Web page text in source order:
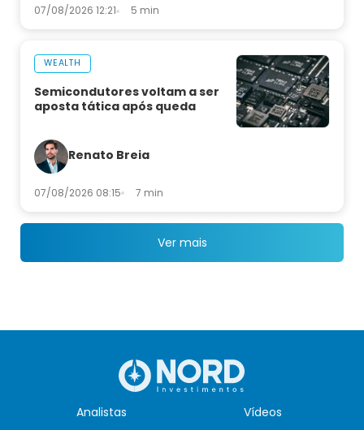
07/08/2026 12:21 5 min
WEALTH
Semicondutores voltam a ser
aposta tática após queda
Renato Breia
07/08/2026 08:15 7 min
Ver mais
Analistas Vídeos